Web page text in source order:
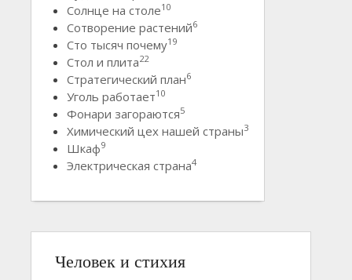
Солнце на столе10
Сотворение растений6
Сто тысяч почему19
Стол и плита22
Стратегический план6
Уголь работает10
Фонари загораются5
Химический цех нашей страны3
Шкаф9
Электрическая страна4
Человек и стихия